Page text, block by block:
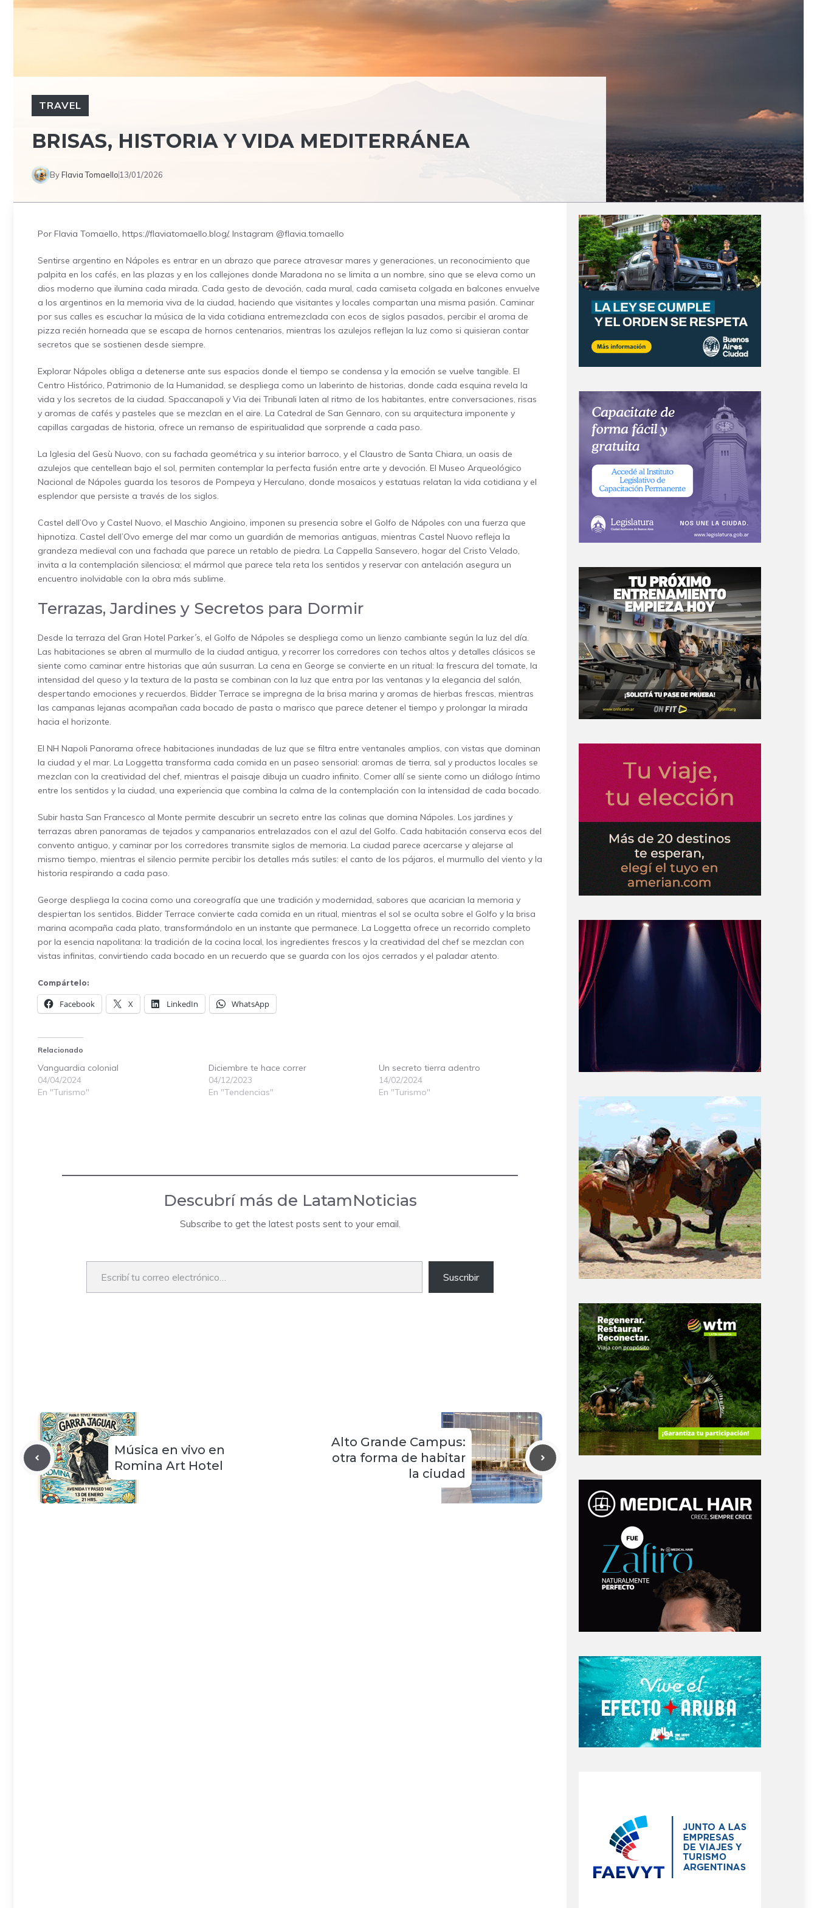
TRAVEL
BRISAS, HISTORIA Y VIDA MEDITERRÁNEA
ByFlavia Tomaello 13/01/2026
Por Flavia Tomaello, https://flaviatomaello.blog/, Instagram @flavia.tomaello
Sentirse argentino en Nápoles es entrar en un abrazo que parece atravesar mares y generaciones, un reconocimiento que
palpita en los cafés, en las plazas y en los callejones donde Maradona no se limita a un nombre, sino que se eleva como un
dios moderno que ilumina cada mirada. Cada gesto de devoción, cada mural, cada camiseta colgada en balcones envuelve
a los argentinos en la memoria viva de la ciudad, haciendo que visitantes y locales compartan una misma pasión. Caminar
por sus calles es escuchar la música de la vida cotidiana entremezclada con ecos de siglos pasados, percibir el aroma de
pizza recién horneada que se escapa de hornos centenarios, mientras los azulejos reflejan la luz como si quisieran contar
secretos que se sostienen desde siempre.
Explorar Nápoles obliga a detenerse ante sus espacios donde el tiempo se condensa y la emoción se vuelve tangible. El
Centro Histórico, Patrimonio de la Humanidad, se despliega como un laberinto de historias, donde cada esquina revela la
vida y los secretos de la ciudad. Spaccanapoli y Via dei Tribunali laten al ritmo de los habitantes, entre conversaciones, risas
y aromas de cafés y pasteles que se mezclan en el aire. La Catedral de San Gennaro, con su arquitectura imponente y
capillas cargadas de historia, ofrece un remanso de espiritualidad que sorprende a cada paso.
La Iglesia del Gesù Nuovo, con su fachada geométrica y su interior barroco, y el Claustro de Santa Chiara, un oasis de
azulejos que centellean bajo el sol, permiten contemplar la perfecta fusión entre arte y devoción. El Museo Arqueológico
Nacional de Nápoles guarda los tesoros de Pompeya y Herculano, donde mosaicos y estatuas relatan la vida cotidiana y el
esplendor que persiste a través de los siglos.
Castel dell’Ovo y Castel Nuovo, el Maschio Angioino, imponen su presencia sobre el Golfo de Nápoles con una fuerza que
hipnotiza. Castel dell’Ovo emerge del mar como un guardián de memorias antiguas, mientras Castel Nuovo refleja la
grandeza medieval con una fachada que parece un retablo de piedra. La Cappella Sansevero, hogar del Cristo Velado,
invita a la contemplación silenciosa; el mármol que parece tela reta los sentidos y reservar con antelación asegura un
encuentro inolvidable con la obra más sublime.
Terrazas, Jardines y Secretos para Dormir
Desde la terraza del Gran Hotel Parker´s, el Golfo de Nápoles se despliega como un lienzo cambiante según la luz del día.
Las habitaciones se abren al murmullo de la ciudad antigua, y recorrer los corredores con techos altos y detalles clásicos se
siente como caminar entre historias que aún susurran. La cena en George se convierte en un ritual: la frescura del tomate, la
intensidad del queso y la textura de la pasta se combinan con la luz que entra por las ventanas y la elegancia del salón,
despertando emociones y recuerdos. Bidder Terrace se impregna de la brisa marina y aromas de hierbas frescas, mientras
las campanas lejanas acompañan cada bocado de pasta o marisco que parece detener el tiempo y prolongar la mirada
hacia el horizonte.
El NH Napoli Panorama ofrece habitaciones inundadas de luz que se filtra entre ventanales amplios, con vistas que dominan
la ciudad y el mar. La Loggetta transforma cada comida en un paseo sensorial: aromas de tierra, sal y productos locales se
mezclan con la creatividad del chef, mientras el paisaje dibuja un cuadro infinito. Comer allí se siente como un diálogo íntimo
entre los sentidos y la ciudad, una experiencia que combina la calma de la contemplación con la intensidad de cada bocado.
Subir hasta San Francesco al Monte permite descubrir un secreto entre las colinas que domina Nápoles. Los jardines y
terrazas abren panoramas de tejados y campanarios entrelazados con el azul del Golfo. Cada habitación conserva ecos del
convento antiguo, y caminar por los corredores transmite siglos de memoria. La ciudad parece acercarse y alejarse al
mismo tiempo, mientras el silencio permite percibir los detalles más sutiles: el canto de los pájaros, el murmullo del viento y la
historia respirando a cada paso.
George despliega la cocina como una coreografía que une tradición y modernidad, sabores que acarician la memoria y
despiertan los sentidos. Bidder Terrace convierte cada comida en un ritual, mientras el sol se oculta sobre el Golfo y la brisa
marina acompaña cada plato, transformándolo en un instante que permanece. La Loggetta ofrece un recorrido completo
por la esencia napolitana: la tradición de la cocina local, los ingredientes frescos y la creatividad del chef se mezclan con
vistas infinitas, convirtiendo cada bocado en un recuerdo que se guarda con los ojos cerrados y el paladar atento.
Compártelo:
Facebook X LinkedIn WhatsApp
Relacionado
Vanguardia colonial
04/04/2024
En "Turismo"
Diciembre te hace correr
04/12/2023
En "Tendencias"
Un secreto tierra adentro
14/02/2024
En "Turismo"
Descubrí más de LatamNoticias
Subscribe to get the latest posts sent to your email.
Escribí tu correo electrónico…
Suscribir
Música en vivo en
Romina Art Hotel
Alto Grande Campus:
otra forma de habitar
la ciudad